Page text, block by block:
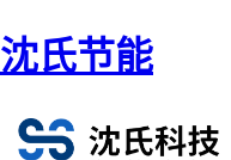
沈氏节能